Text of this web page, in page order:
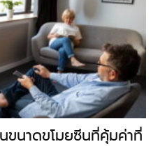
ขนาดขโมยซีนที่คุ้มค่าที่